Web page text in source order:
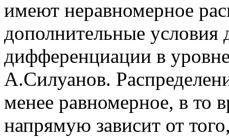
имеют неравномерное
дополнительные
дифференциации в
А.Силуанов.
менее равномерное, в то
напрямую зависит от